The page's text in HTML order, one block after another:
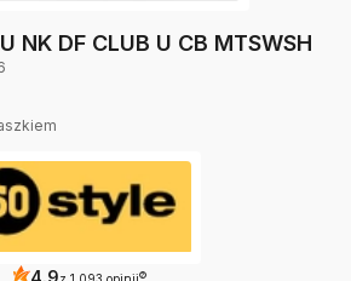
NK DF CLUB U CB MTSWSH
4.9 ?